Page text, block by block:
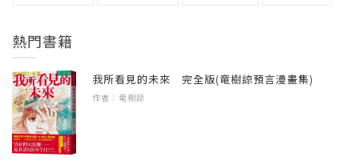
熱門書籍
我所看見的未來 完全版(竜樹諒預言漫畫集)
作者：竜樹諒